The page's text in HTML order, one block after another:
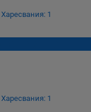
Харесвания: 1
Харесвания: 1